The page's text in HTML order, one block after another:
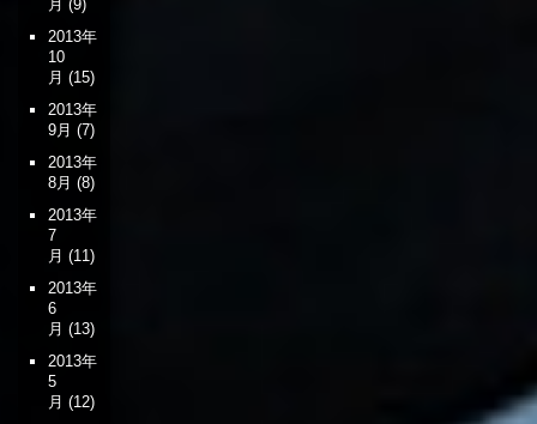
月 (9)
2013年
10
月 (15)
2013年
9月 (7)
2013年
8月 (8)
2013年
7
月 (11)
2013年
6
月 (13)
2013年
5
月 (12)